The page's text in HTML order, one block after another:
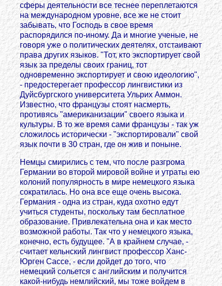
сферы деятельности все теснее переплетаются
на международном уровне, все же не стоит
забывать, что Господь в свое время
распорядился по-иному. Да и многие ученые, не
говоря уже о политических деятелях, отстаивают
права других языков. "Тот, кто экспортирует свой
язык за пределы своих границ, тот
одновременно экспортирует и свою идеологию",
- предостерегает профессор лингвистики из
Дуйсбургского университета Ульрих Аммон.
Известно, что французы стоят насмерть,
противясь "американизации" своего языка и
культуры. В то же время сами французы - так уж
сложилось исторически - "экспортировали" свой
язык почти в 30 стран, где он жив и поныне.
Немцы смирились с тем, что после разгрома
Германии во второй мировой войне и утраты ею
колоний популярность в мире немецкого языка
сократилась. Но она все еще очень высока.
Германия - одна из стран, куда охотно едут
учиться студенты, поскольку там бесплатное
образование. Привлекательна она и как место
возможной работы. Так что у немецкого языка,
конечно, есть будущее. "А в крайнем случае, -
считает кельнский лингвист профессор Ханс-
Юрген Сассе, - если дойдет до того, что
немецкий сольется с английским и получится
какой-нибудь немлийский, мы тоже войдем в